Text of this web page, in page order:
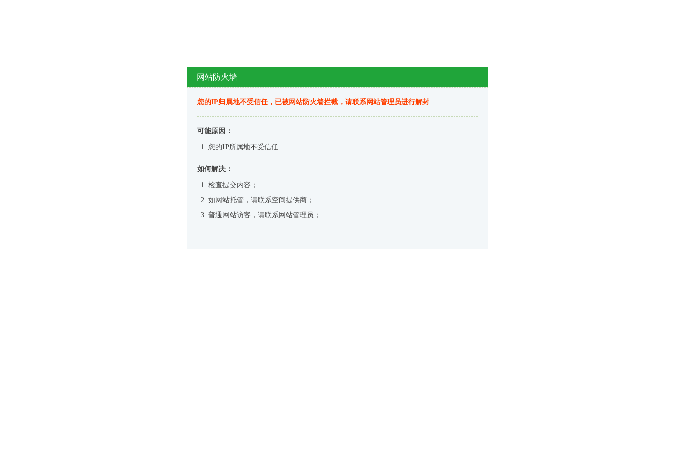
网站防火墙
您的IP归属地不受信任，已被网站防火墙拦截，请联系网站管理员进行解封
可能原因：
您的IP所属地不受信任
如何解决：
检查提交内容；
如网站托管，请联系空间提供商；
普通网站访客，请联系网站管理员；